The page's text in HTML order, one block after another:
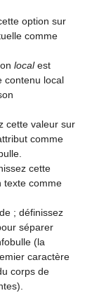
option sur
comme
localest
contenu local
cette valeur sur
comme
cette
texte comme
; définissez
séparer
(la
caractère
corps de